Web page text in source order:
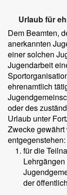
Urlaub für
Dem Beamten,
anerkannten
einer solchen
Jugendarbeit
ehrenamtlich
oder des
Urlaub unter
Zwecke
entgegenstehen:
für die
der